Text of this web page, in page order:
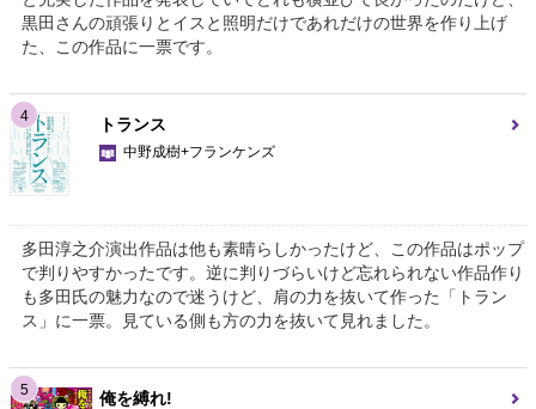
黒田さんの頑張りとイスと照明だけであれだけの世界を作り上げ
た、この作品に一票です。
4 トランス
中野成樹+フランケンズ
多田淳之介演出作品は他も素晴らしかったけど、この作品はポップ
で判りやすかったです。逆に判りづらいけど忘れられない作品作り
も多田氏の魅力なので迷うけど、肩の力を抜いて作った「トラン
ス」に一票。見ている側も方の力を抜いて見れました。
5 俺を縛れ!